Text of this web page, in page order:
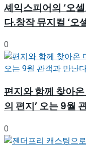
셰익스피어의 ‘오
다.창작 뮤지컬 ‘오
0
편지와 함께 찾아
의 편지’ 오는 9월
0